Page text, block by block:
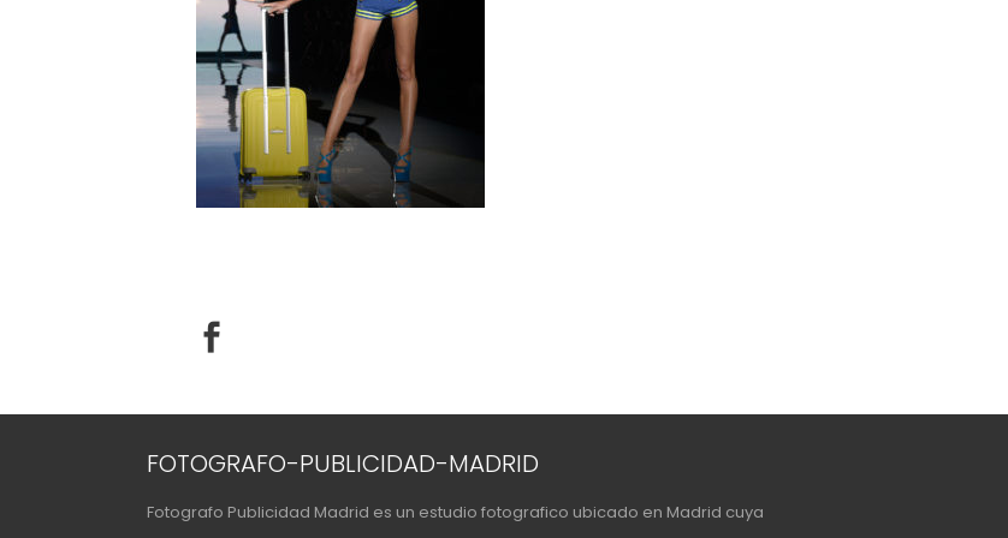
FOTOGRAFO-PUBLICIDAD-MADRID
Fotografo Publicidad Madrid es un estudio fotografico ubicado en Madrid cuya